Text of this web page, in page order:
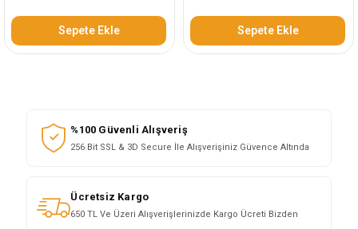
Sepete Ekle Sepete Ekle
%100 Güvenli Alışveriş
256 Bit SSL & 3D Secure İle Alışverişiniz Güvence Altında
Ücretsiz Kargo
650 TL Ve Üzeri Alışverişlerinizde Kargo Ücreti Bizden